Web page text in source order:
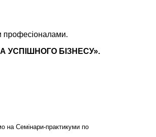
професіоналами.
БІЗНЕСУ».
на Семінари-практикуми по